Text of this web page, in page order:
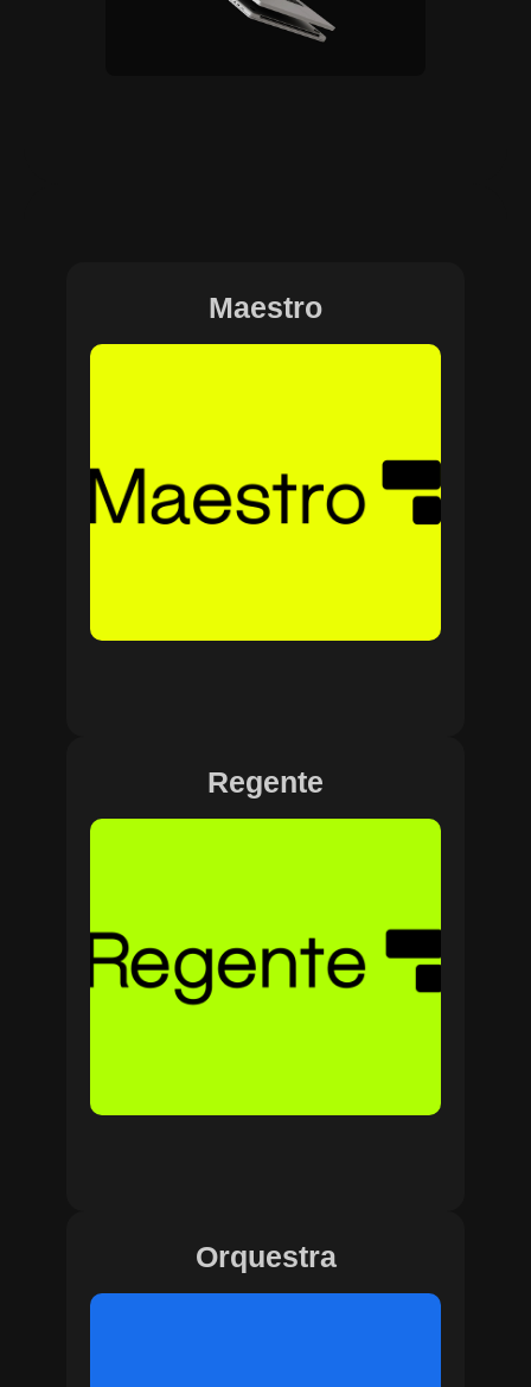
Maestro
Regente
Orquestra